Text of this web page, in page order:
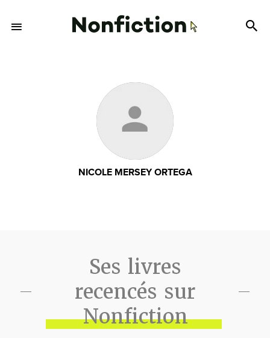
NICOLE MERSEY ORTEGA
Ses livres
recencés sur
Nonfiction